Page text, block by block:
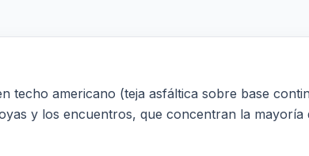
techo americano (teja asfáltica sobre base
y los encuentros, que concentran la mayoría